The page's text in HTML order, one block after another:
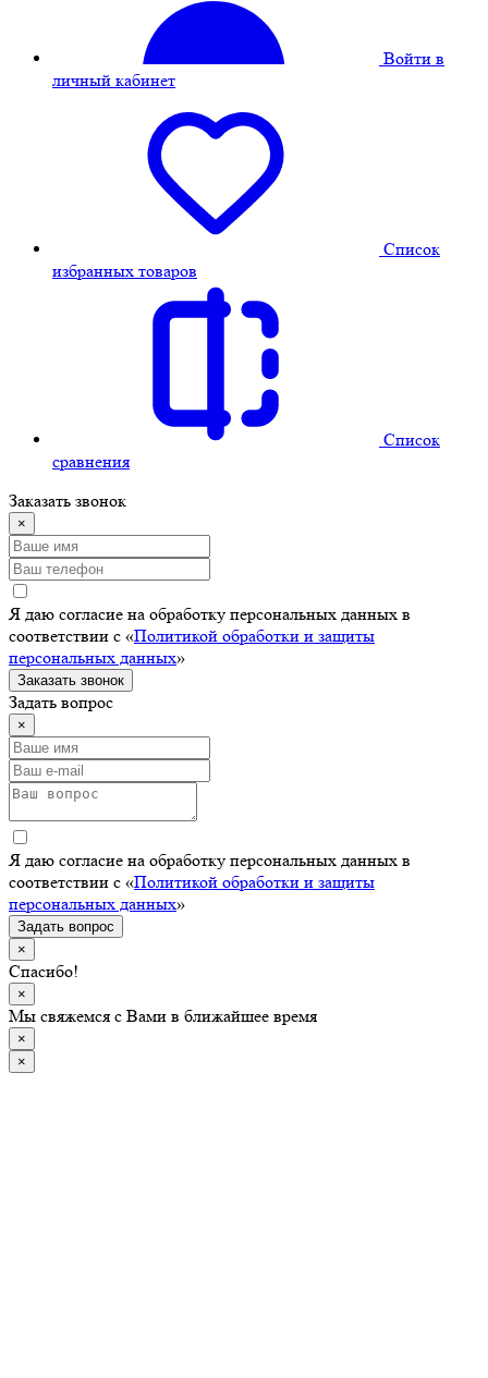
Войти в
личный кабинет
Cписок
избранных товаров
Cписок
сравнения
Заказать звонок
×
Я даю согласие на обработку персональных данных в
соответствии с «Политикой обработки и защиты
персональных данных»
Заказать звонок
Задать вопрос
×
Я даю согласие на обработку персональных данных в
соответствии с «Политикой обработки и защиты
персональных данных»
Задать вопрос
×
Спасибо!
×
Мы свяжемся с Вами в ближайшее время
×
×